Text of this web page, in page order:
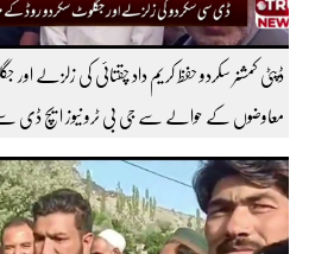
ڈپٹی کمشنر سکردو حفظ کریم داد چقتائی کی زلزلے
معاوضوں کے حوالے سے جی بی ٹرو نیوز ایچ ڈی سے
افضل روندو